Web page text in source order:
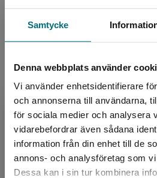
Samtycke
Denna webbplats använder
Vi använder enhetsidentifierare
och annonserna till användarna,
för sociala medier och analysera
vidarebefordrar även sådana
information från din enhet till de
annons- och analysföretag som
Dessa kan i sin tur kombinera
Begränsad
lättlästa barn- och
bland annat Koll på farliga
Språk:
Svenska
Utgivningsår:
2023
Artikelnummer:
46273-EB01
Upplaga:
Första